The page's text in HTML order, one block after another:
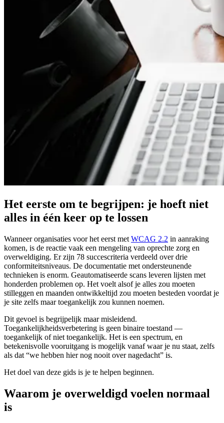
Het eerste om te begrijpen: je hoeft niet
alles in één keer op te lossen
Wanneer organisaties voor het eerst met WCAG 2.2 in aanraking
komen, is de reactie vaak een mengeling van oprechte zorg en
overweldiging. Er zijn 78 succescriteria verdeeld over drie
conformiteitsniveaus. De documentatie met ondersteunende
technieken is enorm. Geautomatiseerde scans leveren lijsten met
honderden problemen op. Het voelt alsof je alles zou moeten
stilleggen en maanden ontwikkeltijd zou moeten besteden voordat je
je site zelfs maar toegankelijk zou kunnen noemen.
Dit gevoel is begrijpelijk maar misleidend.
Toegankelijkheidsverbetering is geen binaire toestand —
toegankelijk of niet toegankelijk. Het is een spectrum, en
betekenisvolle vooruitgang is mogelijk vanaf waar je nu staat, zelfs
als dat “we hebben hier nog nooit over nagedacht” is.
Het doel van deze gids is je te helpen beginnen.
Waarom je overweldigd voelen normaal
is